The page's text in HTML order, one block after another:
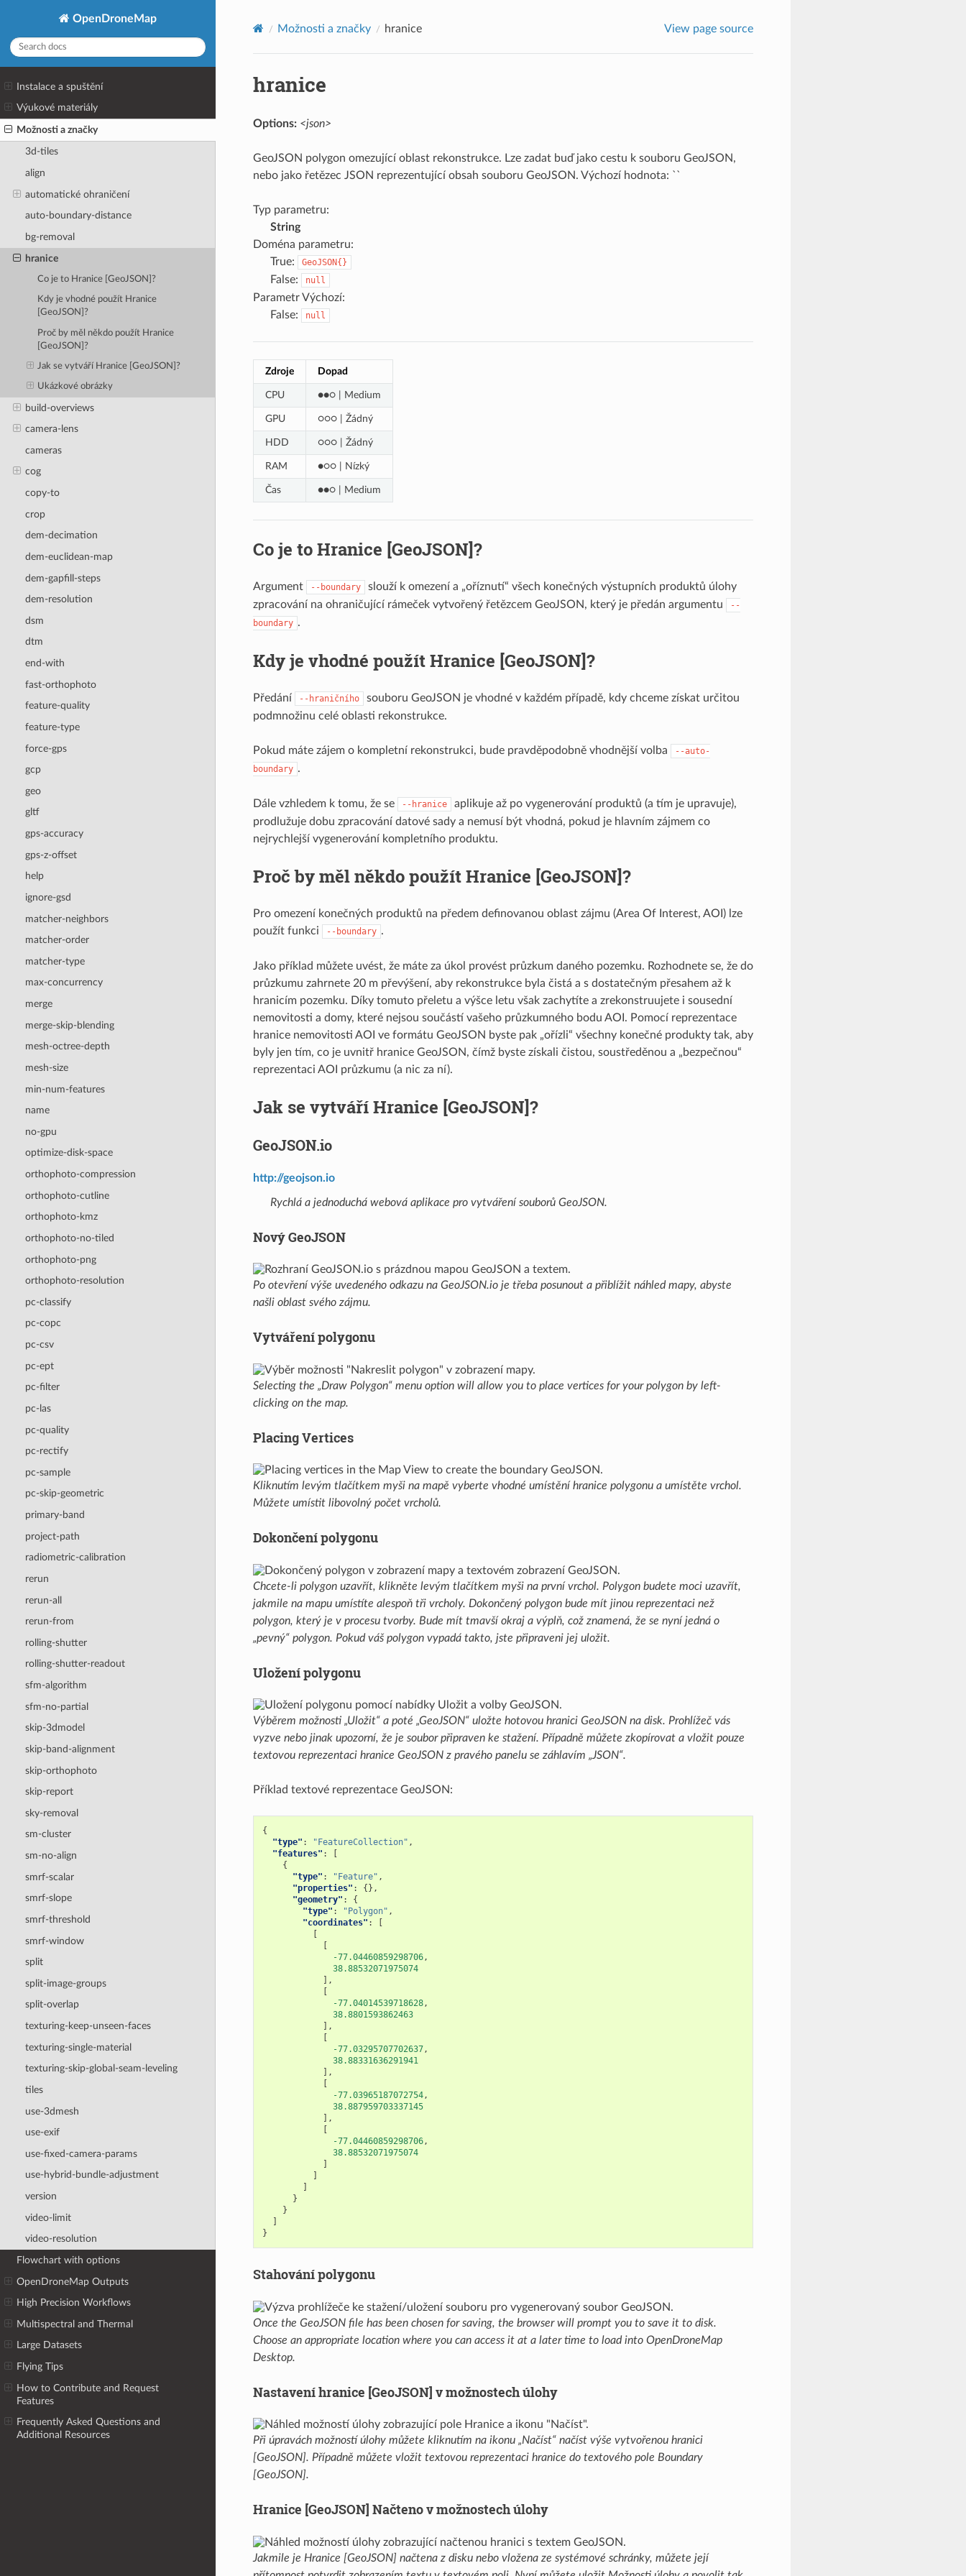
OpenDroneMap
Instalace a spuštění
Výukové materiály
Možnosti a značky
3d-tiles
align
automatické ohraničení
auto-boundary-distance
bg-removal
hranice
Co je to Hranice [GeoJSON]?
Kdy je vhodné použít Hranice
[GeoJSON]?
Proč by měl někdo použít Hranice
[GeoJSON]?
Jak se vytváří Hranice [GeoJSON]?
Ukázkové obrázky
build-overviews
camera-lens
cameras
cog
copy-to
crop
dem-decimation
dem-euclidean-map
dem-gapfill-steps
dem-resolution
dsm
dtm
end-with
fast-orthophoto
feature-quality
feature-type
force-gps
gcp
geo
gltf
gps-accuracy
gps-z-offset
help
ignore-gsd
matcher-neighbors
matcher-order
matcher-type
max-concurrency
merge
merge-skip-blending
mesh-octree-depth
mesh-size
min-num-features
name
no-gpu
optimize-disk-space
orthophoto-compression
orthophoto-cutline
orthophoto-kmz
orthophoto-no-tiled
orthophoto-png
orthophoto-resolution
pc-classify
pc-copc
pc-csv
pc-ept
pc-filter
pc-las
pc-quality
pc-rectify
pc-sample
pc-skip-geometric
primary-band
project-path
radiometric-calibration
rerun
rerun-all
rerun-from
rolling-shutter
rolling-shutter-readout
sfm-algorithm
sfm-no-partial
skip-3dmodel
skip-band-alignment
skip-orthophoto
skip-report
sky-removal
sm-cluster
sm-no-align
smrf-scalar
smrf-slope
smrf-threshold
smrf-window
split
split-image-groups
split-overlap
texturing-keep-unseen-faces
texturing-single-material
texturing-skip-global-seam-leveling
tiles
use-3dmesh
use-exif
use-fixed-camera-params
use-hybrid-bundle-adjustment
version
video-limit
video-resolution
Flowchart with options
OpenDroneMap Outputs
High Precision Workflows
Multispectral and Thermal
Large Datasets
Flying Tips
How to Contribute and Request
Features
Frequently Asked Questions and
Additional Resources
Možnosti a značky hranice View page source
hranice
Options: <json>
GeoJSON polygon omezující oblast rekonstrukce. Lze zadat buď jako cestu k souboru GeoJSON,
nebo jako řetězec JSON reprezentující obsah souboru GeoJSON. Výchozí hodnota: ``
Typ parametru:
String
Doména parametru:
True:
GeoJSON{}
False: null
Parametr Výchozí:
False:
null
Zdroje Dopad
CPU ●●○ | Medium
GPU ○○○ | Žádný
HDD ○○○ | Žádný
RAM ●○○ | Nízký
Čas ●●○ | Medium
Co je to Hranice [GeoJSON]?
Argument --boundary
slouží k omezení a „oříznutí“ všech konečných výstupních produktů úlohy
zpracování na ohraničující rámeček vytvořený řetězcem GeoJSON, který je předán argumentu
--
boundary .
Kdy je vhodné použít Hranice [GeoJSON]?
Předání --hraničního
souboru GeoJSON je vhodné v každém případě, kdy chceme získat určitou
podmnožinu celé oblasti rekonstrukce.
Pokud máte zájem o kompletní rekonstrukci, bude pravděpodobně vhodnější volba
--auto-
boundary .
Dále vzhledem k tomu, že se --hranice
aplikuje až po vygenerování produktů (a tím je upravuje),
prodlužuje dobu zpracování datové sady a nemusí být vhodná, pokud je hlavním zájmem co
nejrychlejší vygenerování kompletního produktu.
Proč by měl někdo použít Hranice [GeoJSON]?
Pro omezení konečných produktů na předem definovanou oblast zájmu (Area Of Interest, AOI) lze
použít funkci
--boundary .
Jako příklad můžete uvést, že máte za úkol provést průzkum daného pozemku. Rozhodnete se, že do
průzkumu zahrnete 20 m převýšení, aby rekonstrukce byla čistá a s dostatečným přesahem až k
hranicím pozemku. Díky tomuto přeletu a výšce letu však zachytíte a zrekonstruujete i sousední
nemovitosti a domy, které nejsou součástí vašeho průzkumného bodu AOI. Pomocí reprezentace
hranice nemovitosti AOI ve formátu GeoJSON byste pak „ořízli“ všechny konečné produkty tak, aby
byly jen tím, co je uvnitř hranice GeoJSON, čímž byste získali čistou, soustředěnou a „bezpečnou“
reprezentaci AOI průzkumu (a nic za ní).
Jak se vytváří Hranice [GeoJSON]?
GeoJSON.io
http://geojson.io
Rychlá a jednoduchá webová aplikace pro vytváření souborů GeoJSON.
Nový GeoJSON
Po otevření výše uvedeného odkazu na GeoJSON.io je třeba posunout a přiblížit náhled mapy, abyste
našli oblast svého zájmu.
Vytváření polygonu
Selecting the „Draw Polygon“ menu option will allow you to place vertices for your polygon by left-
clicking on the map.
Placing Vertices
Kliknutím levým tlačítkem myši na mapě vyberte vhodné umístění hranice polygonu a umístěte vrchol.
Můžete umístit libovolný počet vrcholů.
Dokončení polygonu
Chcete-li polygon uzavřít, klikněte levým tlačítkem myši na první vrchol. Polygon budete moci uzavřít,
jakmile na mapu umístíte alespoň tři vrcholy. Dokončený polygon bude mít jinou reprezentaci než
polygon, který je v procesu tvorby. Bude mít tmavší okraj a výplň, což znamená, že se nyní jedná o
„pevný“ polygon. Pokud váš polygon vypadá takto, jste připraveni jej uložit.
Uložení polygonu
Výběrem možnosti „Uložit“ a poté „GeoJSON“ uložte hotovou hranici GeoJSON na disk. Prohlížeč vás
vyzve nebo jinak upozorní, že je soubor připraven ke stažení. Případně můžete zkopírovat a vložit pouze
textovou reprezentaci hranice GeoJSON z pravého panelu se záhlavím „JSON“.
Příklad textové reprezentace GeoJSON:
{
"type" : "FeatureCollection" ,
"features" :
{
"type" : "Feature" ,
"properties" :
{},
"geometry" :
{
"type" : "Polygon" ,
"coordinates" :
-77.04460859298706,
38.88532071975074
],
-77.04014539718628,
38.8801593862463
],
-77.03295707702637,
38.88331636291941
],
-77.03965187072754,
38.887959703337145
],
-77.04460859298706,
38.88532071975074
}
}
}
Stahování polygonu
Once the GeoJSON file has been chosen for saving, the browser will prompt you to save it to disk.
Choose an appropriate location where you can access it at a later time to load into OpenDroneMap
Desktop.
Nastavení hranice [GeoJSON] v možnostech úlohy
Při úpravách možností úlohy můžete kliknutím na ikonu „Načíst“ načíst výše vytvořenou hranici
[GeoJSON]. Případně můžete vložit textovou reprezentaci hranice do textového pole Boundary
[GeoJSON].
Hranice [GeoJSON] Načteno v možnostech úlohy
Jakmile je Hranice [GeoJSON] načtena z disku nebo vložena ze systémové schránky, můžete její